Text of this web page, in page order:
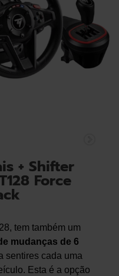
+ Shifter
Force
tem também um
mudanças de 6
sentires cada uma
Esta é a opção